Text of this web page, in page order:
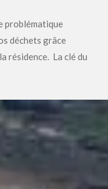
problématique
déchets grâce
résidence. La clé du